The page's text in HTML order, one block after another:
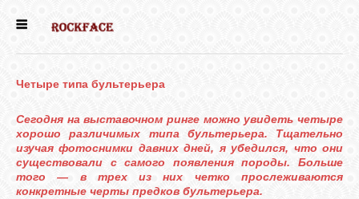
ДЕВОЧКИ
НОВОСТИ
Четыре типа бультерьера
Сегодня на выставочном ринге можно увидеть четыре
хорошо различимых типа бультерьера. Тщательно
изучая фотоснимки давних дней, я убедился, что они
существовали с самого появления породы. Больше
того — в трех из них четко прослеживаются
конкретные черты предков бультерьера.